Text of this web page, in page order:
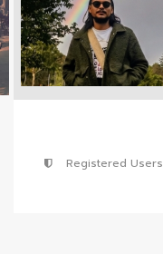
Tools
VKTV
vLearn
vKonnect
Registered Users